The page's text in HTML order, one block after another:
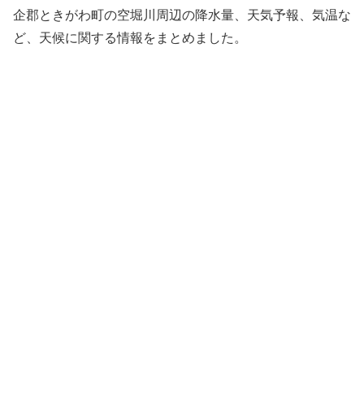
企郡ときがわ町の空堀川周辺の降水量、天気予報、気温な
ど、天候に関する情報をまとめました。